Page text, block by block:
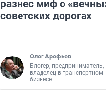
разнес миф о
советских дорогах
Олег Арефьев
Блогер, предприниматель,
владелец в транспортном
бизнесе